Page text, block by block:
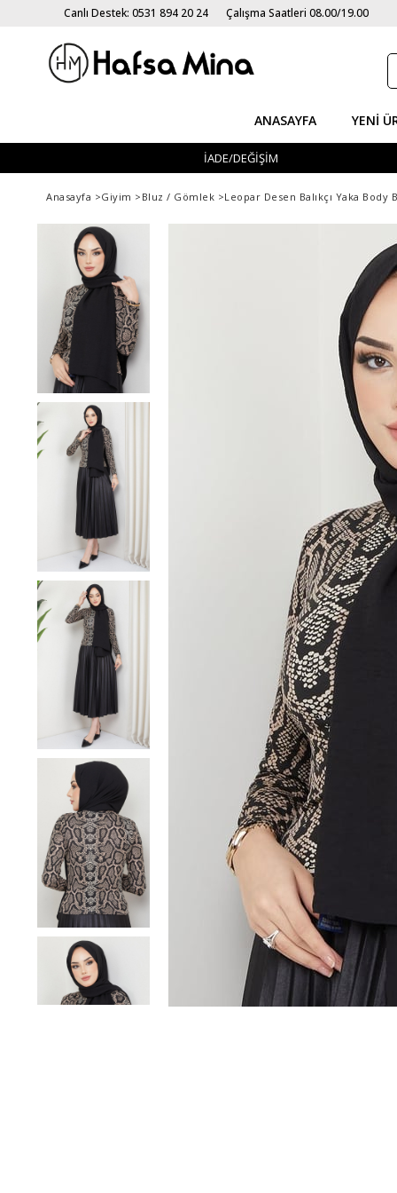
Canlı Destek: 0531 894 20 24 Çalışma Saatleri 08.00/19.00
ANASAYFA YENI
İADE/DEĞİŞİM
Anasayfa >Giyim > Bluz / Gömlek >Leopar Desen Balıkçı Yaka Body